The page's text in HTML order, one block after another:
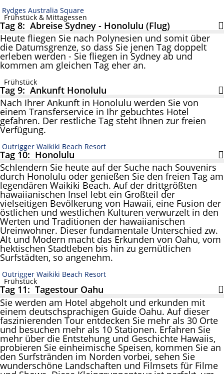
Rydges Australia Square
Frühstück & Mittagessen
Tag 8: Abreise Sydney - Honolulu (Flug)
Heute fliegen Sie nach Polynesien und somit über
die Datumsgrenze, so dass Sie jenen Tag doppelt
erleben werden - Sie fliegen in Sydney ab und
kommen am gleichen Tag eher an.
Frühstück
Tag 9: Ankunft Honolulu
Nach Ihrer Ankunft in Honolulu werden Sie von
einem Transferservice in Ihr gebuchtes Hotel
gefahren. Der restliche Tag steht Ihnen zur freien
Verfügung.
Outrigger Waikiki Beach Resort
Tag 10: Honolulu
Schlendern Sie heute auf der Suche nach Souvenirs
durch Honolulu oder genießen Sie den freien Tag am
legendären Waikiki Beach. Auf der drittgrößten
hawaiianischen Insel lebt ein Großteil der
vielseitigen Bevölkerung von Hawaii, eine Fusion der
östlichen und westlichen Kulturen verwurzelt in den
Werten und Traditionen der hawaiianischen
Ureinwohner. Dieser fundamentale Unterschied zw.
Alt und Modern macht das Erkunden von Oahu, vom
hektischen Stadtleben bis hin zu gemütlichen
Surfstädten, so angenehm.
Outrigger Waikiki Beach Resort
Frühstück
Tag 11: Tagestour Oahu
Sie werden am Hotel abgeholt und erkunden mit
einem deutschsprachigen Guide Oahu. Auf dieser
faszinierenden Tour entdecken Sie mehr als 30 Orte
und besuchen mehr als 10 Stationen. Erfahren Sie
mehr über die Entstehung und Geschichte Hawaiis,
probieren Sie einheimische Speisen, kommen Sie an
den Surfstränden im Norden vorbei, sehen Sie
wunderschöne Landschaften und Filmsets für Filme